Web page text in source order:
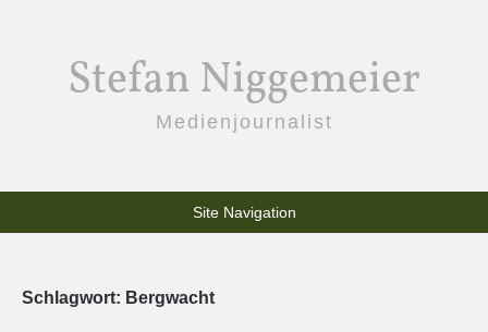
Stefan Niggemeier
Medienjournalist
Site Navigation
Schlagwort: Bergwacht